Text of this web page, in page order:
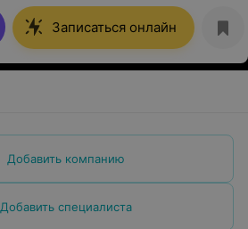
Записаться онлайн
Добавить компанию
Добавить специалиста